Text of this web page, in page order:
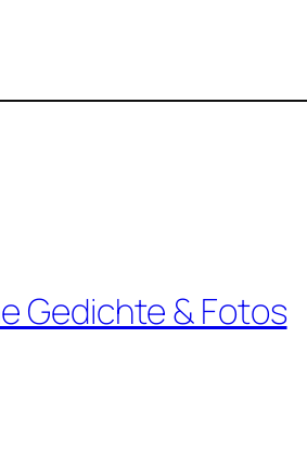
Gedichte & Fotos